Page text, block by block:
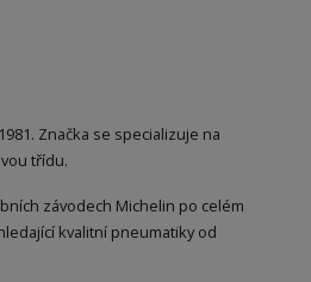
Značka se specializuje na
třídu.
závodech Michelin po celém
kvalitní pneumatiky od